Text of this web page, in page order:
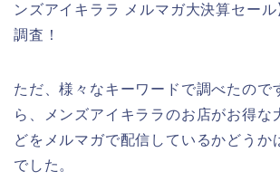
ンズアイキララ メルマガ大決算セー
調査！
ただ、様々なキーワードで調べたので
ら、メンズアイキララのお店がお得な
どをメルマガで配信しているかどうか
でした。